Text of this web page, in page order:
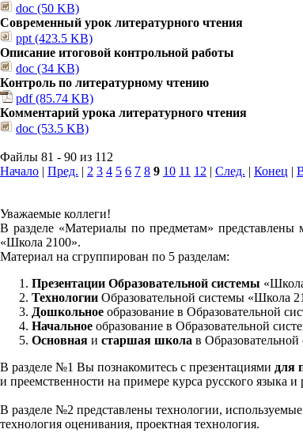
doc (50 KB)
Современный урок литературного чтения
ppt (423.5 KB)
Описание итоговой контрольной работы
doc (34 KB)
Контроль по литературному чтению
pdf (85.74 KB)
Комментарий урока литературного чтения
doc (53.5 KB)
Файлы 81 - 90 из 112
Начало | Пред. | 2 3 4 5 6 7 8 9 10 11 12 | След. | Конец |
Уважаемые коллеги!
В разделе «Материалы по предметам» представлены
«Школа 2100».
Материал на сгруппирован по 5 разделам:
Презентации Образовательной системы
Технологии Образовательной системы «Школа
Дошкольное образование в Образовательной
Начальное образование в Образовательной
Основная и старшая школа в
В разделе №1 Вы познакомитесь с презентациями для
и преемственности на примере курса русского языка и
В разделе №2 представлены технологии,
технология оценивания, проектная технология.